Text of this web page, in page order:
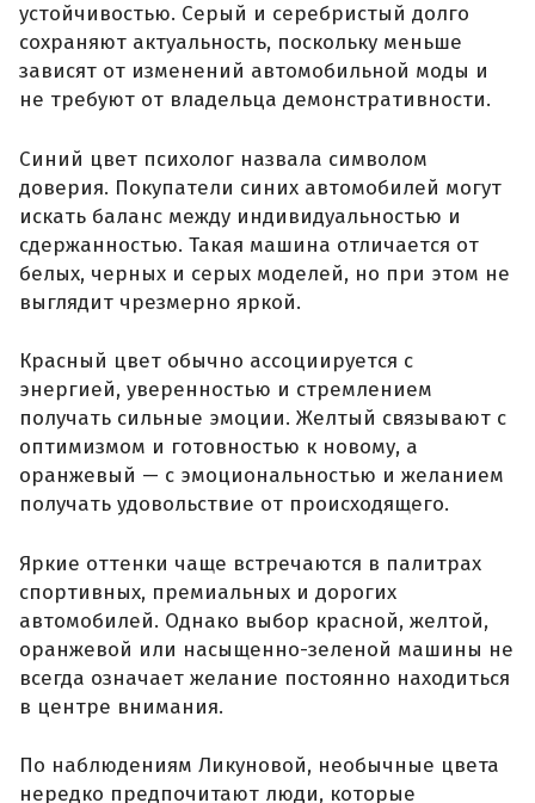
устойчивостью. Серый и серебристый долго
сохраняют актуальность, поскольку меньше
зависят от изменений автомобильной моды и
не требуют от владельца демонстративности.
Синий цвет психолог назвала символом
доверия. Покупатели синих автомобилей могут
искать баланс между индивидуальностью и
сдержанностью. Такая машина отличается от
белых, черных и серых моделей, но при этом не
выглядит чрезмерно яркой.
Красный цвет обычно ассоциируется с
энергией, уверенностью и стремлением
получать сильные эмоции. Желтый связывают с
оптимизмом и готовностью к новому, а
оранжевый — с эмоциональностью и желанием
получать удовольствие от происходящего.
Яркие оттенки чаще встречаются в палитрах
спортивных, премиальных и дорогих
автомобилей. Однако выбор красной, желтой,
оранжевой или насыщенно-зеленой машины не
всегда означает желание постоянно находиться
в центре внимания.
По наблюдениям Ликуновой, необычные цвета
нередко предпочитают люди, которые